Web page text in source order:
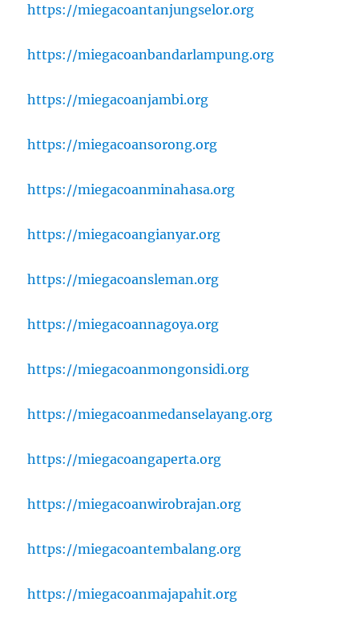
https://miegacoantanjungselor.org
https://miegacoanbandarlampung.org
https://miegacoanjambi.org
https://miegacoansorong.org
https://miegacoanminahasa.org
https://miegacoangianyar.org
https://miegacoansleman.org
https://miegacoannagoya.org
https://miegacoanmongonsidi.org
https://miegacoanmedanselayang.org
https://miegacoangaperta.org
https://miegacoanwirobrajan.org
https://miegacoantembalang.org
https://miegacoanmajapahit.org